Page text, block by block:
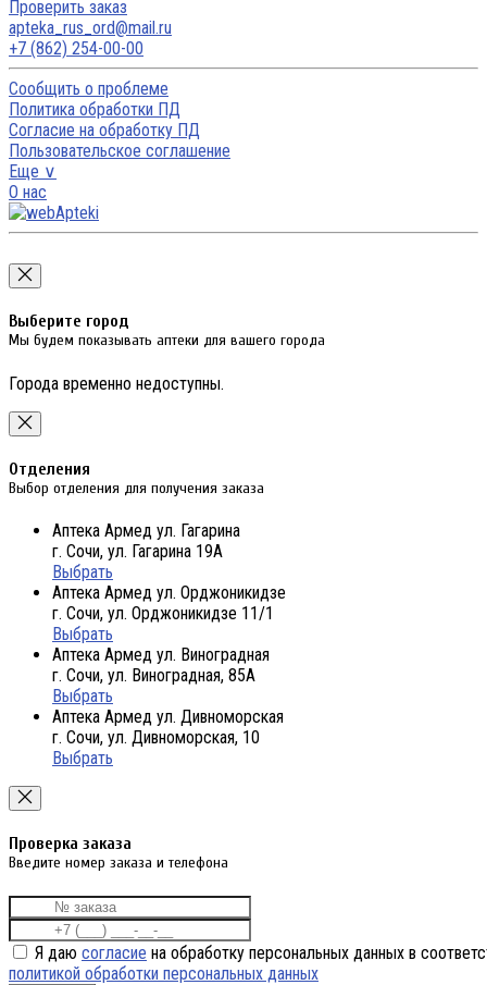
Проверить заказ
apteka_rus_ord@mail.ru
+7 (862) 254-00-00
Сообщить о проблеме
Политика обработки ПД
Согласие на обработку ПД
Пользовательское соглашение
Еще ∨
О нас
Выберите город
Мы будем показывать аптеки для вашего города
Города временно недоступны.
Отделения
Выбор отделения для получения заказа
Аптека Армед ул. Гагарина
г. Сочи, ул. Гагарина 19А
Выбрать
Аптека Армед ул. Орджоникидзе
г. Сочи, ул. Орджоникидзе 11/1
Выбрать
Аптека Армед ул. Виноградная
г. Сочи, ул. Виноградная, 85А
Выбрать
Аптека Армед ул. Дивноморская
г. Сочи, ул. Дивноморская, 10
Выбрать
Проверка заказа
Введите номер заказа и телефона
Я даю согласие на обработку персональных данных в
политикой обработки персональных данных